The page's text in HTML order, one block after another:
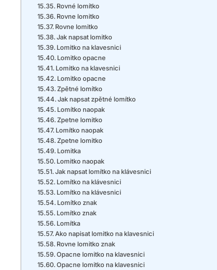
Rovné lomítko
Rovne lomitko
Rovne lomitko
Jak napsat lomitko
Lomitko na klavesnici
Lomitko opacne
Lomitko na klavesnici
Lomitko opacne
Zpětné lomítko
Jak napsat zpětné lomítko
Lomítko naopak
Zpetne lomitko
Lomítko naopak
Zpetne lomitko
Lomitka
Lomitko naopak
Jak napsat lomítko na klávesnici
Lomítko na klávesnici
Lomítko na klávesnici
Lomítko znak
Lomítko znak
Lomítka
Ako napisat lomitko na klavesnici
Rovne lomitko znak
Opacne lomitko na klavesnici
Opacne lomitko na klavesnici